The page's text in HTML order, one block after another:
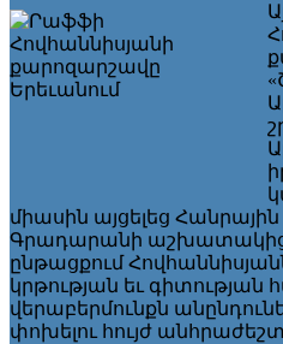
միասին այցելեց
Գրադարանի
ընթացքում
կրթության եւ
վերաբերմունքն
փոխելու հույժ